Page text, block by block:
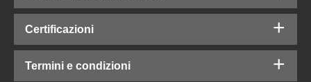
Certificazioni
Termini e condizioni